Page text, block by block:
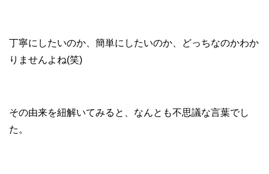
丁寧にしたいのか、簡単にしたいのか、どっちなのかわか
りませんよね(笑)
その由来を紐解いてみると、なんとも不思議な言葉でし
た。